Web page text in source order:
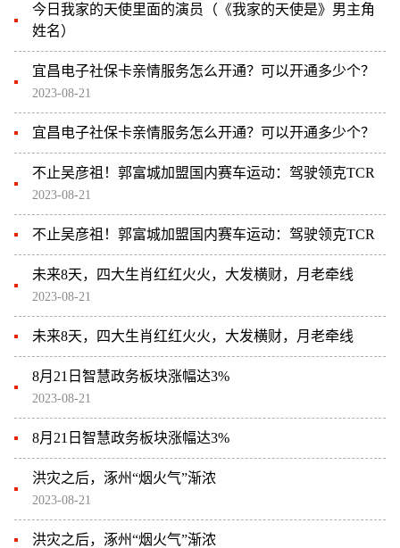
今日我家的天使里面的演员（《我家的天使是》男主角
姓名）
宜昌电子社保卡亲情服务怎么开通？可以开通多少个？
2023-08-21
宜昌电子社保卡亲情服务怎么开通？可以开通多少个？
不止吴彦祖！郭富城加盟国内赛车运动：驾驶领克TCR
2023-08-21
不止吴彦祖！郭富城加盟国内赛车运动：驾驶领克TCR
未来8天，四大生肖红红火火，大发横财，月老牵线
2023-08-21
未来8天，四大生肖红红火火，大发横财，月老牵线
8月21日智慧政务板块涨幅达3%
2023-08-21
8月21日智慧政务板块涨幅达3%
洪灾之后，涿州“烟火气”渐浓
2023-08-21
洪灾之后，涿州“烟火气”渐浓